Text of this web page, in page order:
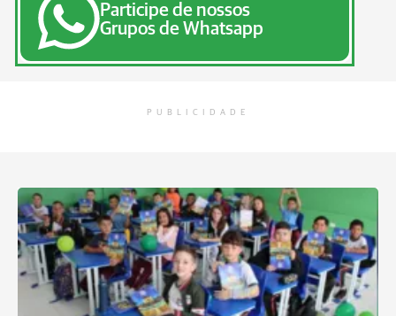
Participe de nossos
Grupos de Whatsapp
PUBLICIDADE